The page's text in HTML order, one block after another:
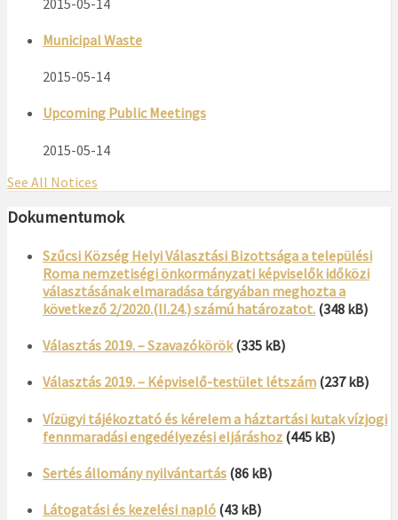
Municipal Waste
2015-05-14
Upcoming Public Meetings
2015-05-14
See All Notices
Dokumentumok
Szűcsi Község Helyi Választási Bizottsága a települési
Roma nemzetiségi önkormányzati képviselők időközi
választásának elmaradása tárgyában meghozta a
következő 2/2020.(II.24.) számú határozatot. (348 kB)
Választás 2019. – Szavazókörök (335 kB)
Választás 2019. – Képviselő-testület létszám (237 kB)
Vízügyi tájékoztató és kérelem a háztartási kutak vízjogi
fennmaradási engedélyezési eljáráshoz (445 kB)
Sertés állomány nyilvántartás (86 kB)
Látogatási és kezelési napló (43 kB)